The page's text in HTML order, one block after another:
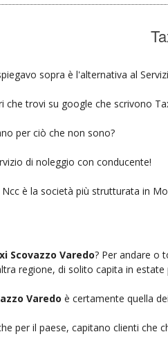
sopra è l'alternativa al
trovi su google che scrivono
per ciò che non sono?
di noleggio con conducente!
Ncc è la società più strutturata in
Scovazzo Varedo? Per andare o
regione, di solito capita in
Varedo è certamente quella
per il paese, capitano clienti che